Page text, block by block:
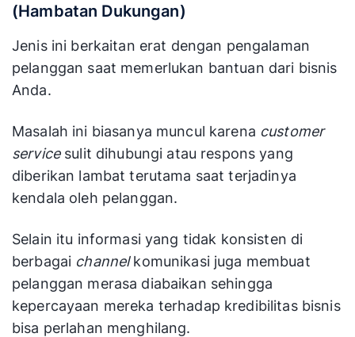
(Hambatan Dukungan)
Jenis ini berkaitan erat dengan pengalaman
pelanggan saat memerlukan bantuan dari bisnis
Anda.
Masalah ini biasanya muncul karena customer
servicesulit dihubungi atau respons yang
diberikan lambat terutama saat terjadinya
kendala oleh pelanggan.
Selain itu informasi yang tidak konsisten di
berbagai channelkomunikasi juga membuat
pelanggan merasa diabaikan sehingga
kepercayaan mereka terhadap kredibilitas bisnis
bisa perlahan menghilang.